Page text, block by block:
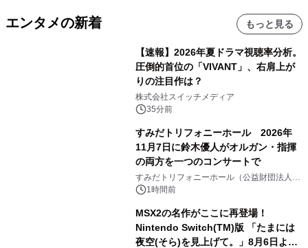
エンタメの新着 もっと見る
【速報】2026年夏ドラマ視聴率分析。
圧倒的首位の「VIVANT」、右肩上が
りの注目作は？
株式会社スイッチメディア
35分前
すみだトリフォニーホール 2026年
11月7日に鈴木優人がオルガン・指揮
の両方を一つのコンサートで
すみだトリフォニーホール（公益財団法人墨
田区文化振興財団）
1時間前
MSX2の名作がここに再登場！
Nintendo Switch(TM)版 「たまには
夜空(そら)を見上げて。」8月6日より